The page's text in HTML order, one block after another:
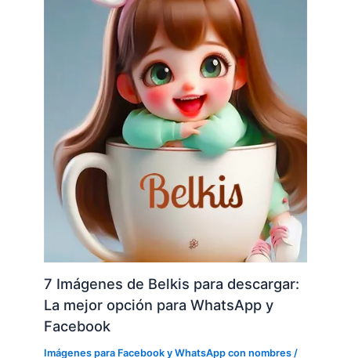
7 Imágenes de Belkis para descargar:
La mejor opción para WhatsApp y
Facebook
Imágenes para Facebook y WhatsApp con nombres /